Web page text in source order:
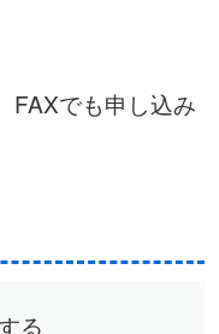
FAXでも申し込み
る